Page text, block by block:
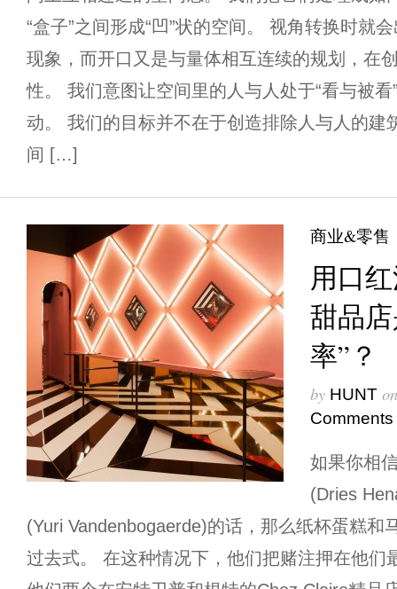
“盒子”之间形成“凹”状的空间。 视角转换时就
现象，而开口又是与量体相互连续的规划，在
性。 我们意图让空间里的人与人处于“看与被
动。 我们的目标并不在于创造排除人与人的建
间 […]
商业&零售
用口
甜品
率”？
by HUNT
Comments
如果你相
(Dries
(Yuri Vandenbogaerde)的话，那么纸杯蛋糕和
过去式。 在这种情况下，他们把赌注押在他们